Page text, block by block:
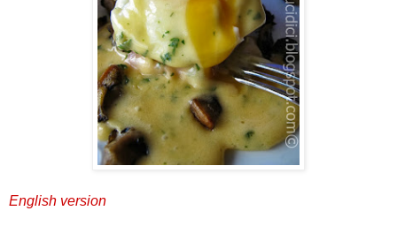
English version